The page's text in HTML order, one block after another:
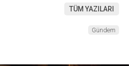
TÜM YAZILARI
Gündem